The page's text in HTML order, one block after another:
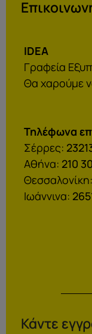
IDEA
Γραφεία
Θα χαρούμε
Τηλέφωνα
Σέρρες:
Αθήνα: 210
Θεσσαλονίκη:
Ιωάννινα:
Κάντε